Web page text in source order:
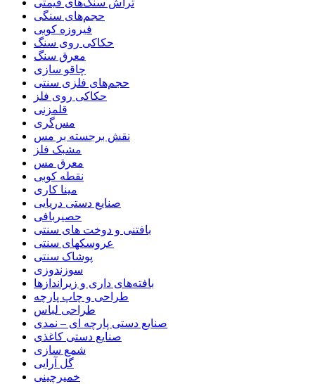
تراش سنگ‌های قیمتی
حجم‌های سنگی
فیروزه کوبی
حکاکی روی سنگ
معرق سنگ
چاقو سازی
حجم‌های فلزی سنتی
حکاکی روی فلز
قلمزنی
مس‌گری
نقش برجسته بر مس
مشبک فلز
معرق مس
نقطه کوبی
مینا کاری
صنایع دستی دریایی
حصیربافی
بافتنی‌ و دوخت های سنتی
عروسکهای سنتی
پوشاک سنتی
سوزندوزی
بافته‌های داری و زیراندازها
طراحی و چاپ پارچه
طراحی لباس
صنایع دستی پارچه ای – نمدی
صنایع دستی کاغذی
شمع سازی
گل آرایی
خمیرچینی